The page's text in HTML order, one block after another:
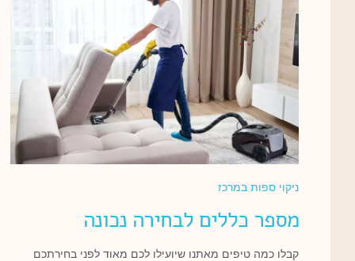
ניקוי ספות במרכז
מספר כללים לבחירה נכונה
קבלו כמה טיפים מאתנו שיועילו לכם מאוד לפני בחירתכם